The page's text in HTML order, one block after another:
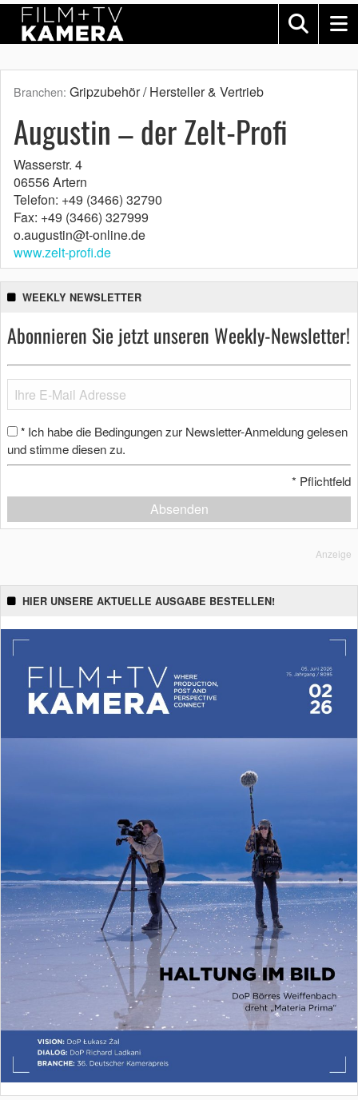
Branchen: Gripzubehör / Hersteller & Vertrieb
Augustin – der Zelt-Profi
Wasserstr. 4
06556 Artern
Telefon: +49 (3466) 32790
Fax: +49 (3466) 327999
o.augustin@t-online.de
www.zelt-profi.de
WEEKLY NEWSLETTER
Abonnieren Sie jetzt unseren Weekly-Newsletter!
* Ich habe die Bedingungen zur Newsletter-Anmeldung gelesen
und stimme diesen zu.
* Pflichtfeld
Absenden
Anzeige
HIER UNSERE AKTUELLE AUSGABE BESTELLEN!